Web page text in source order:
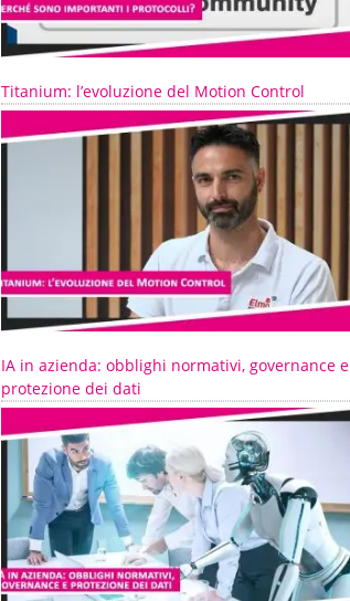
Titanium: l’evoluzione del Motion Control
IA in azienda: obblighi normativi, governance e
protezione dei dati